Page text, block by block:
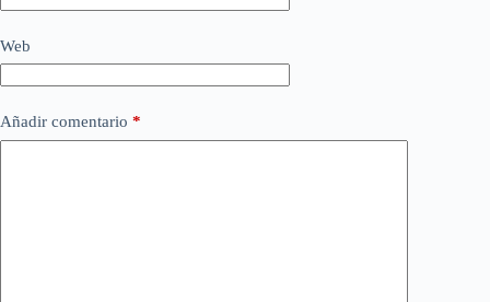
Web
Añadir comentario *